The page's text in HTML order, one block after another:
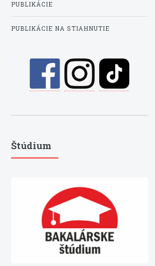
PUBLIKÁCIE
PUBLIKÁCIE NA STIAHNUTIE
Štúdium